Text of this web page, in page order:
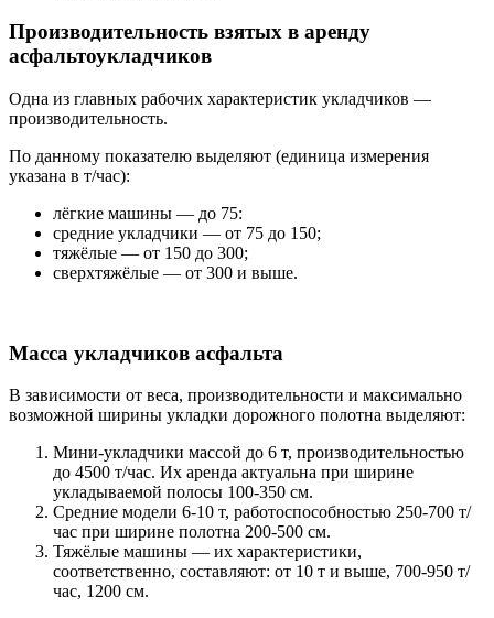
Производительность взятых в аренду
асфальтоукладчиков
Одна из главных рабочих характеристик укладчиков —
производительность.
По данному показателю выделяют (единица измерения
указана в т/час):
лёгкие машины — до 75:
средние укладчики — от 75 до 150;
тяжёлые — от 150 до 300;
сверхтяжёлые — от 300 и выше.
Масса укладчиков асфальта
В зависимости от веса, производительности и максимально
возможной ширины укладки дорожного полотна выделяют:
Мини-укладчики массой до 6 т, производительностью
до 4500 т/час. Их аренда актуальна при ширине
укладываемой полосы 100-350 см.
Средние модели 6-10 т, работоспособностью 250-700 т/
час при ширине полотна 200-500 см.
Тяжёлые машины — их характеристики,
соответственно, составляют: от 10 т и выше, 700-950 т/
час, 1200 см.